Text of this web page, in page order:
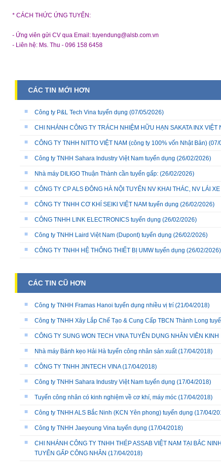
* CÁCH THỨC ỨNG TUYỂN:
- Ứng viên gửi CV qua Email: tuyendung@alsb.com.vn
- Liên hệ: Ms. Thu - 096 158 6458
CÁC TIN MỚI HƠN
Công ty P&L Tech Vina tuyển dụng (07/05/2026)
CHI NHÁNH CÔNG TY TRÁCH NHIỆM HỮU HẠN SAKATA INX
CÔNG TY TNHH NITTO VIỆT NAM (công ty 100% vốn Nhật Bản) (07/
Công ty TNHH Sahara Industry Việt Nam tuyển dụng (26/02/2026)
Nhà máy DILIGO Thuận Thành cần tuyển gấp: (26/02/2026)
CÔNG TY CP ALS ĐÔNG HÀ NỘI TUYỂN NV KHAI THÁC, NV LÁI
CÔNG TY TNHH CƠ KHÍ SEIKI VIỆT NAM tuyển dụng (26/02/2026)
CÔNG TNHH LINK ELECTRONICS tuyển dụng (26/02/2026)
Công ty TNHH Laird Việt Nam (Dupont) tuyển dụng (26/02/2026)
CÔNG TY TNHH HỆ THỐNG THIẾT BỊ UMW tuyển dụng (26/02/2026)
CÁC TIN CŨ HƠN
Công ty TNHH Framas Hanoi tuyển dụng nhiều vị trí (21/04/2018)
Công ty TNHH Xây Lắp Chế Tạo & Cung Cấp TBCN Thành Long
CÔNG TY SUNG WON TECH VINA TUYỂN DỤNG NHÂN VIÊN KINH
Nhà máy Bánh kẹo Hải Hà tuyển công nhân sản xuất(17/04/2018)
CÔNG TY TNHH JINTECH VINA(17/04/2018)
Công ty TNHH Sahara Industry Việt Nam tuyển dụng (17/04/2018)
Tuyển công nhân có kinh nghiệm về cơ khí, máy móc (17/04/2018)
Công ty TNHH ALS Bắc Ninh (KCN Yên phong) tuyển dụng (17/04/
Công ty TNHH Jaeyoung Vina tuyển dụng (17/04/2018)
CHI NHÁNH CÔNG TY TNHH THÉP ASSAB VIỆT NAM TẠI BẮC
TUYỂN GẤP CÔNG NHÂN (17/04/2018)